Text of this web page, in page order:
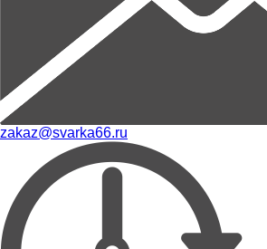
zakaz@svarka66.ru